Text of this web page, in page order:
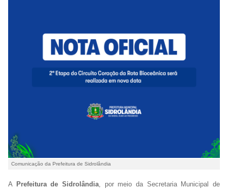
Comunicação da Prefeitura de Sidrolândia
A Prefeitura de Sidrolândia, por meio da Secretaria Municipal de